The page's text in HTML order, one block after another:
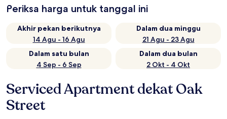
Periksa harga untuk tanggal ini
Akhir pekan berikutnya
14 Agu - 16 Agu
Dalam dua minggu
21 Agu - 23 Agu
Dalam satu bulan
4 Sep - 6 Sep
Dalam dua bulan
2 Okt - 4 Okt
Serviced Apartment dekat Oak
Street